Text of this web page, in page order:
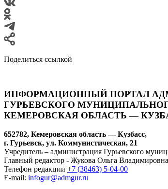
Поделиться ссылкой
ИНФОРМАЦИОННЫЙ ПОРТАЛ
ГУРЬЕВСКОГО
КЕМЕРОВСКАЯ ОБЛАСТЬ —
652782, Кемеровская область — Кузбасс,
г. Гурьевск, ул. Коммунистическая, 21
Учредитель – администрация Гурьевского
Главный редактор - Жукова Ольга Владимировна
Телефон редакции +7 (38463) 5-04-00
E-mail: infogur@admgur.ru